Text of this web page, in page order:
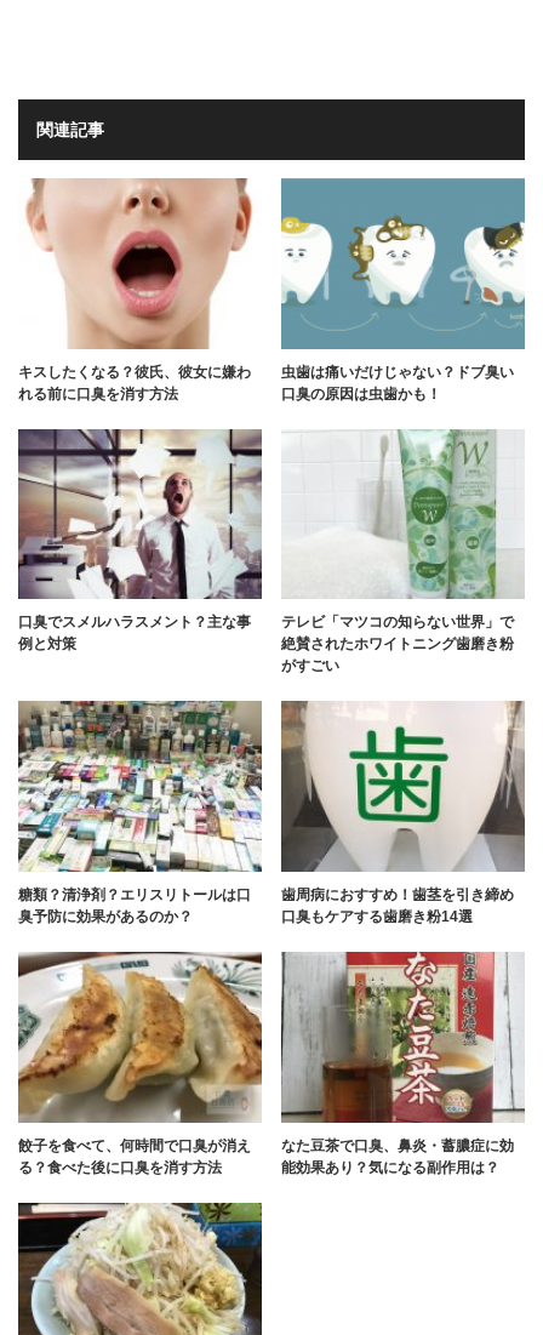
関連記事
キスしたくなる？彼氏、彼女に嫌わ
れる前に口臭を消す方法
虫歯は痛いだけじゃない？ドブ臭い
口臭の原因は虫歯かも！
口臭でスメルハラスメント？主な事
例と対策
テレビ「マツコの知らない世界」で
絶賛されたホワイトニング歯磨き粉
がすごい
糖類？清浄剤？エリスリトールは口
臭予防に効果があるのか？
歯周病におすすめ！歯茎を引き締め
口臭もケアする歯磨き粉14選
餃子を食べて、何時間で口臭が消え
る？食べた後に口臭を消す方法
なた豆茶で口臭、鼻炎・蓄膿症に効
能効果あり？気になる副作用は？